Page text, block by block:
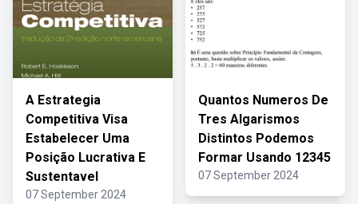
A Estrategia
Competitiva Visa
Estabelecer Uma
Posição Lucrativa E
Sustentavel
07 September 2024
Quantos Numeros De
Tres Algarismos
Distintos Podemos
Formar Usando 12345
07 September 2024